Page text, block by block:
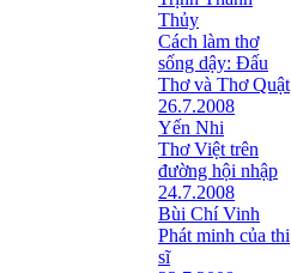
Thủy
Cách làm thơ
sống dậy: Đấu
Thơ và Thơ Quật
26.7.2008
Yến Nhi
Thơ Việt trên
đường hội nhập
24.7.2008
Bùi Chí Vinh
Phát minh của thi
sĩ